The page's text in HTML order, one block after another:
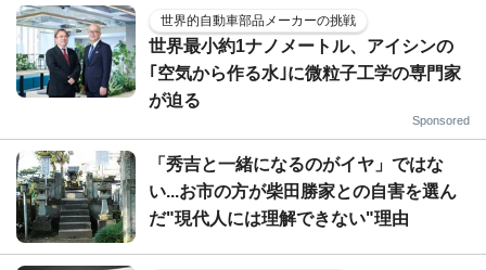
世界的自動車部品メーカーの挑戦
世界最小約1ナノメートル、アイシンの
｢空気から作る水｣に微粒子工学の専門家
が迫る
Sponsored
「秀吉と一緒になるのがイヤ」ではな
い...お市の方が柴田勝家との自害を選ん
だ"現代人には理解できない"理由